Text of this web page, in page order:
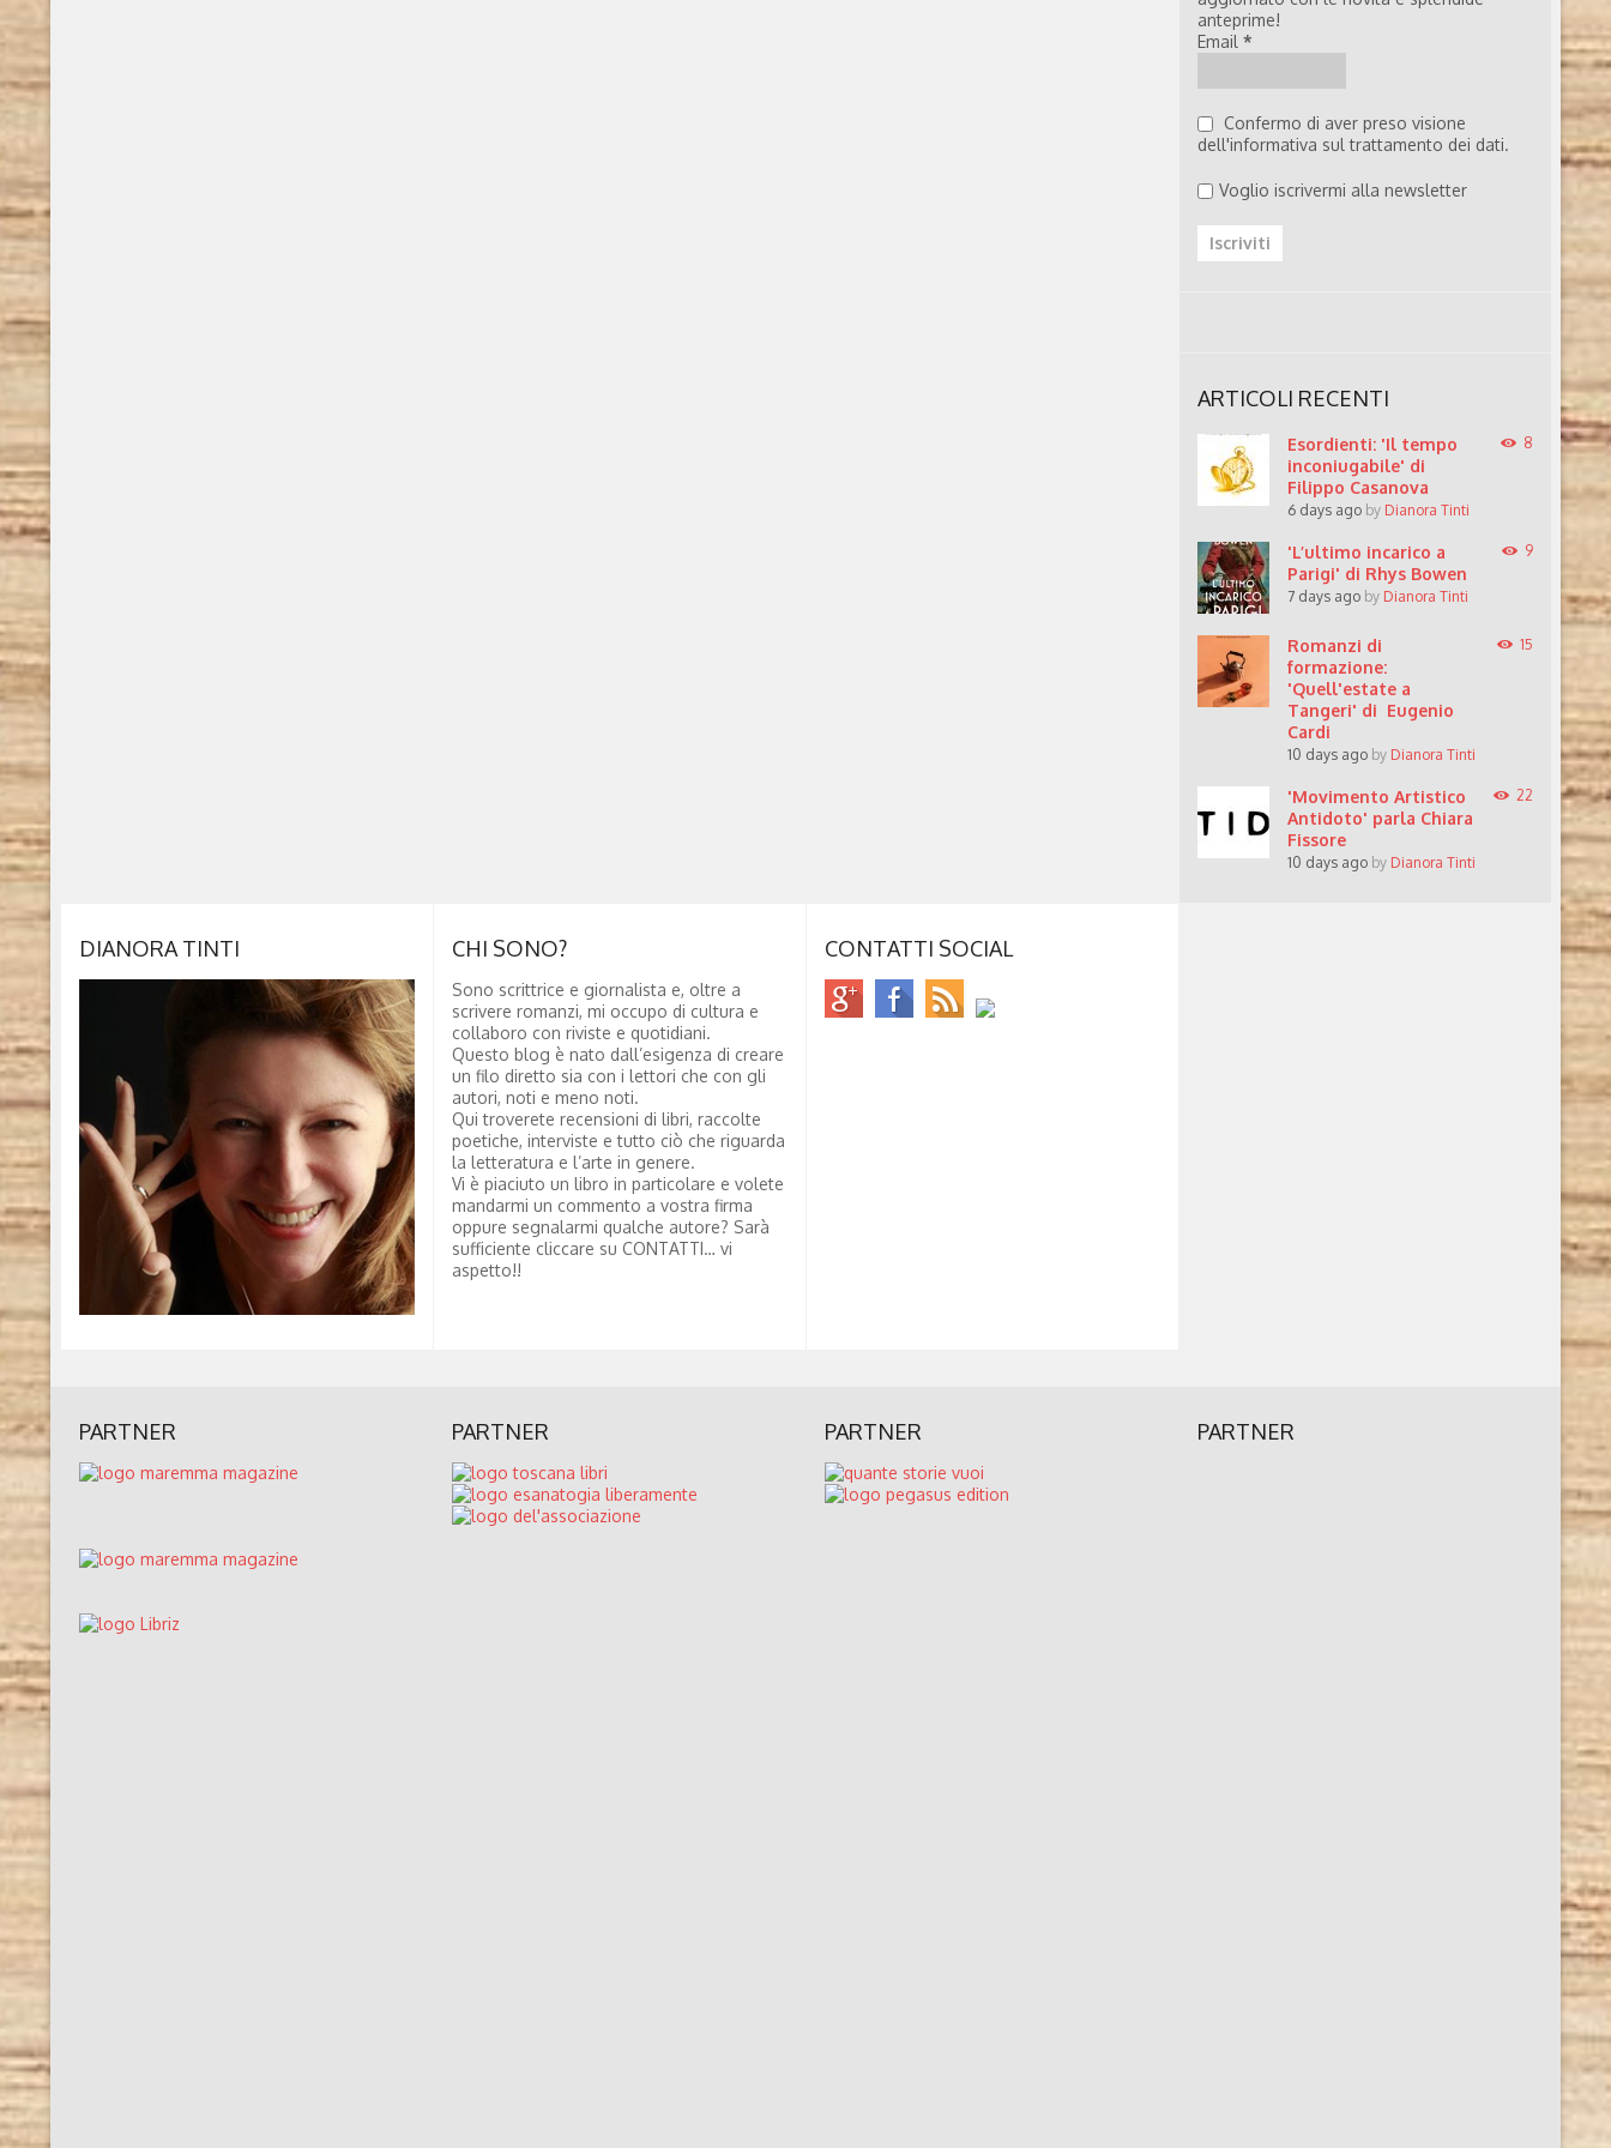
anteprime!
Email *
Confermo di aver preso visione
dell'informativa sul trattamento dei dati.
Voglio iscrivermi alla newsletter
ARTICOLI RECENTI
Esordienti: 'Il tempo
inconiugabile' di
Filippo Casanova
6 days ago by Dianora Tinti
8
'L’ultimo incarico a
Parigi' di Rhys Bowen
7 days ago by Dianora Tinti
9
Romanzi di
formazione:
'Quell'estate a
Tangeri' di Eugenio
Cardi
10 days ago by Dianora Tinti
15
'Movimento Artistico
Antidoto' parla Chiara
Fissore
10 days ago by Dianora Tinti
22
DIANORA TINTI CHI SONO?
Sono scrittrice e giornalista e, oltre a
scrivere romanzi, mi occupo di cultura e
collaboro con riviste e quotidiani.
Questo blog è nato dall’esigenza di creare
un filo diretto sia con i lettori che con gli
autori, noti e meno noti.
Qui troverete recensioni di libri, raccolte
poetiche, interviste e tutto ciò che riguarda
la letteratura e l’arte in genere.
Vi è piaciuto un libro in particolare e volete
mandarmi un commento a vostra firma
oppure segnalarmi qualche autore? Sarà
sufficiente cliccare su CONTATTI… vi
aspetto!!
CONTATTI SOCIAL
PARTNER PARTNER PARTNER PARTNER